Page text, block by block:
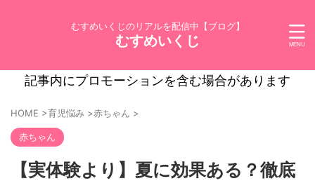
むすめいくじのリアルを配信中【ブログ】
むすめいくじ
記事内にプロモーションを含む場合があります
HOME >育児悩み >赤ちゃん >
赤ちゃん
【実体験より】夏に効果ある？徹底